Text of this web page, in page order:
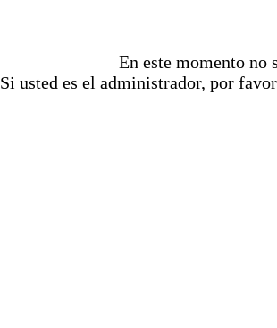
En este momento no
Si usted es el administrador, por